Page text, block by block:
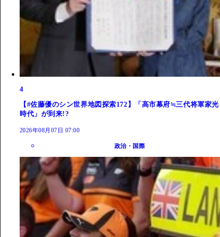
4
【#佐藤優のシン世界地図探索172】「高市幕府≒三代将軍家光
時代」が到来!?
2026年08月07日 07:00
政治・国際